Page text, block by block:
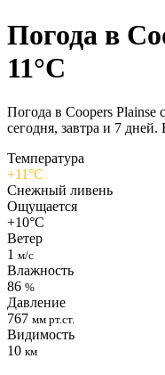
Погода в
11°C
Погода в Coopers Plainsе
сегодня, завтра и 7
Температура
+11°C
Снежный ливень
Ощущается
+10°C
Ветер
1 м/с
Влажность
86 %
Давление
767 мм рт.ст.
Видимость
10 км